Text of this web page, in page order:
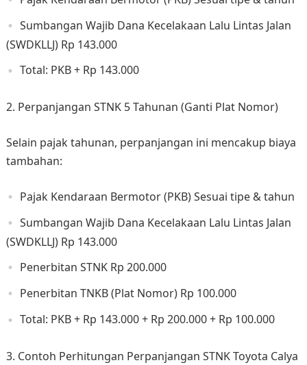
Sumbangan Wajib Dana Kecelakaan Lalu Lintas Jalan
(SWDKLLJ) Rp 143.000
Total: PKB + Rp 143.000
2. Perpanjangan STNK 5 Tahunan (Ganti Plat Nomor)
Selain pajak tahunan, perpanjangan ini mencakup biaya
tambahan:
Pajak Kendaraan Bermotor (PKB) Sesuai tipe & tahun
Sumbangan Wajib Dana Kecelakaan Lalu Lintas Jalan
(SWDKLLJ) Rp 143.000
Penerbitan STNK Rp 200.000
Penerbitan TNKB (Plat Nomor) Rp 100.000
Total: PKB + Rp 143.000 + Rp 200.000 + Rp 100.000
3. Contoh Perhitungan Perpanjangan STNK Toyota Calya